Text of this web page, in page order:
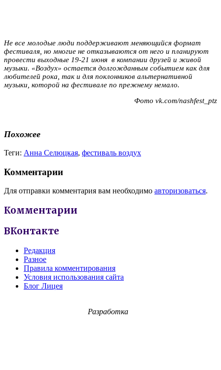
Не все молодые люди поддерживают меняющийся формат
фестиваля, но многие не отказываются от него и планируют
провести выходные 19-21 июня в компании друзей и живой
музыки. «Воздух» остается долгожданным событием как для
любителей рока, так и для поклонников альтернативной
музыки, которой на фестивале по прежнему немало.
Фото vk.com/nashfest_ptz
Похожее
Теги: Анна Селюцкая, фестиваль воздух
Комментарии
Для отправки комментария вам необходимо авторизоваться.
Комментарии
ВКонтакте
Редакция
Разное
Правила комментирования
Условия использования сайта
Блог Лицея
Разработка